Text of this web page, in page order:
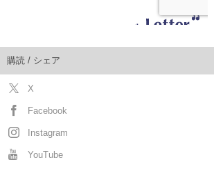
購読 / シェア
X
Facebook
Instagram
YouTube